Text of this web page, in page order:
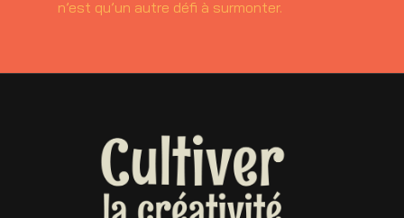
n’est qu’un autre défi à surmonter.